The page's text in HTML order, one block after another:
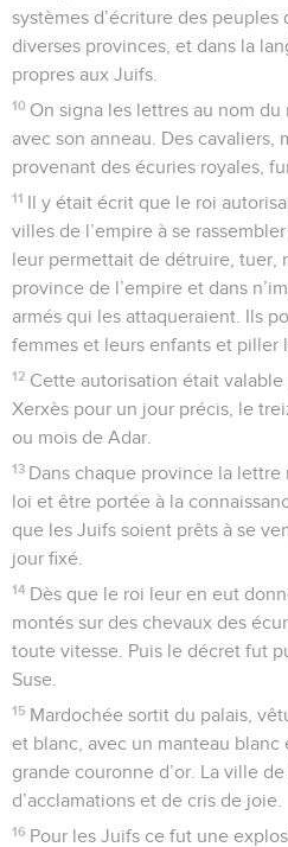
systèmes d’écriture des peuples
diverses provinces, et dans la
propres aux Juifs.
10 On signa les lettres au nom
avec son anneau. Des cavaliers,
provenant des écuries royales,
11 Il y était écrit que le roi
villes de l’empire à se
leur permettait de détruire, tuer,
province de l’empire et dans
armés qui les attaqueraient. Ils
femmes et leurs enfants et piller
12 Cette autorisation était valable
Xerxès pour un jour précis, le
ou mois de Adar.
13 Dans chaque province la
loi et être portée à la
que les Juifs soient prêts à se
jour fixé.
14 Dès que le roi leur en eut
montés sur des chevaux des
toute vitesse. Puis le décret fut
Suse.
15 Mardochée sortit du palais,
et blanc, avec un manteau
grande couronne d’or. La ville
d’acclamations et de cris de joie.
16 Pour les Juifs ce fut une